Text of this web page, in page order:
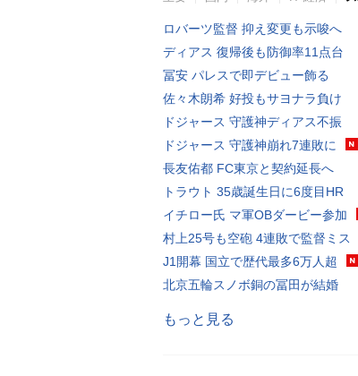
ロバーツ監督 抑え変更も示唆へ
ディアス 復帰後も防御率11点台
冨安 パレスで即デビュー飾る
佐々木朗希 好投もサヨナラ負け
ドジャース 守護神ディアス不振
ドジャース 守護神崩れ7連敗に
長友佑都 FC東京と契約延長へ
トラウト 35歳誕生日に6度目HR
イチロー氏 マ軍OBダービー参加
村上25号も空砲 4連敗で監督ミス
J1開幕 国立で歴代最多6万人超
北京五輪スノボ銅の冨田が結婚
もっと見る